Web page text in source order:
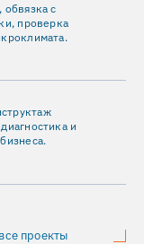
с
проверка
и
все проекты